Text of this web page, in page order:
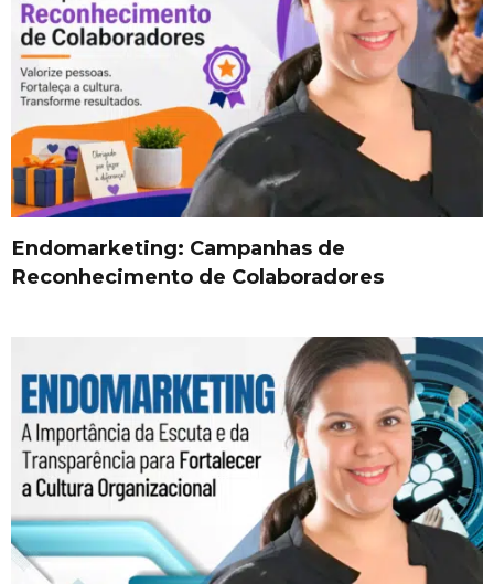
Endomarketing: Campanhas de
Reconhecimento de Colaboradores